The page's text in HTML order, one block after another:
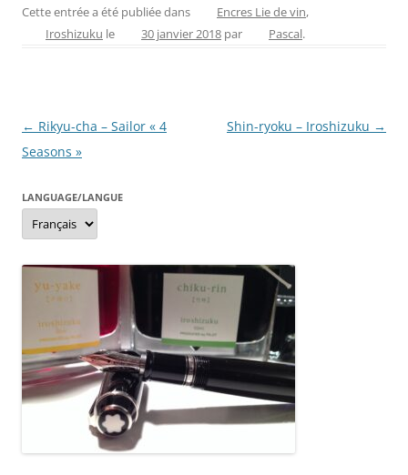
c
e
o
k
er
e
itt
er
ss
e
er
ai
l
Cette entrée a été publiée dans Encres Lie de vin,
Iroshizuku le 30 janvier 2018 par Pascal.
Navigation
des
← Rikyu-cha – Sailor « 4
Seasons »
Shin-ryoku – Iroshizuku →
LANGUAGE/LANGUE
Language/langue